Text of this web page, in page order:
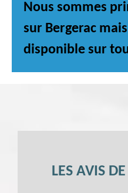
Nous sommes
sur Bergerac
disponible sur
LES AVIS